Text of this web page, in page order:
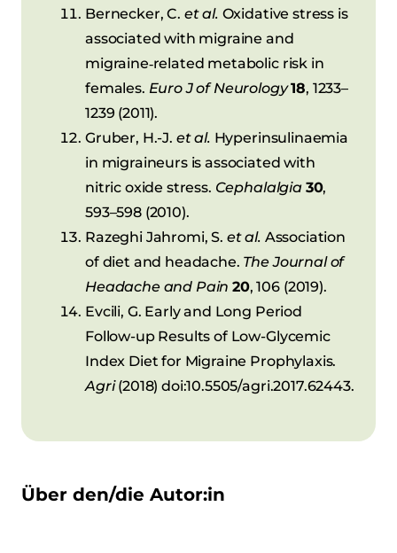
Bernecker, C. et al. Oxidative stress is
associated with migraine and
migraine‐related metabolic risk in
females. Euro J of Neurology 18, 1233–
1239 (2011).
Gruber, H.-J. et al. Hyperinsulinaemia
in migraineurs is associated with
nitric oxide stress. Cephalalgia 30,
593–598 (2010).
Razeghi Jahromi, S. et al. Association
of diet and headache. The Journal of
Headache and Pain 20, 106 (2019).
Evcili, G. Early and Long Period
Follow-up Results of Low-Glycemic
Index Diet for Migraine Prophylaxis.
Agri(2018) doi:10.5505/agri.2017.62443.
Über den/die Autor:in